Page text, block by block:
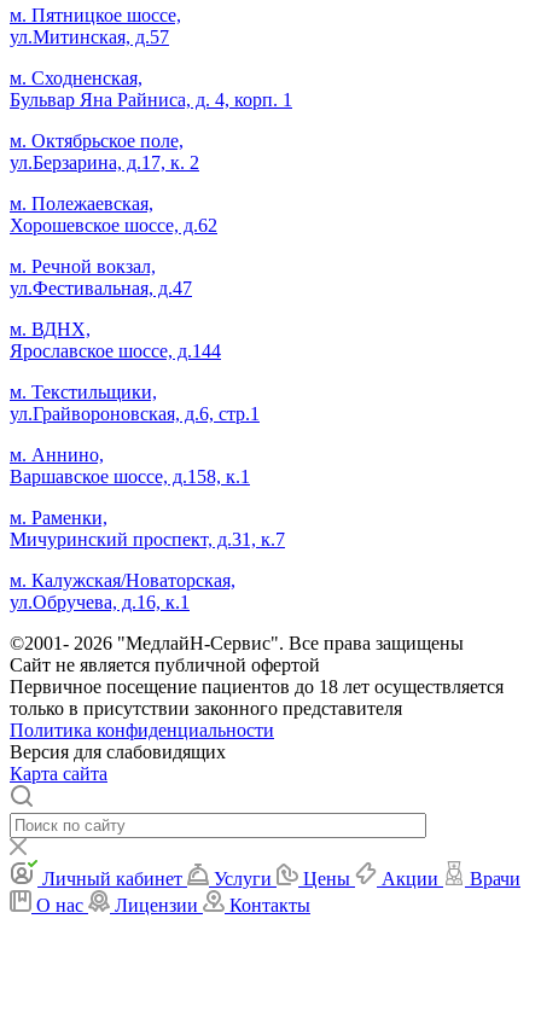
м. Пятницкое шоссе,
ул.Митинская, д.57
м. Сходненская,
Бульвар Яна Райниса, д. 4, корп. 1
м. Октябрьское поле,
ул.Берзарина, д.17, к. 2
м. Полежаевская,
Хорошевское шоссе, д.62
м. Речной вокзал,
ул.Фестивальная, д.47
м. ВДНХ,
Ярославское шоссе, д.144
м. Текстильщики,
ул.Грайвороновская, д.6, стр.1
м. Аннино,
Варшавское шоссе, д.158, к.1
м. Раменки,
Мичуринский проспект, д.31, к.7
м. Калужская/Новаторская,
ул.Обручева, д.16, к.1
©2001- 2026 "МедлайН-Сервис". Все права защищены
Сайт не является публичной офертой
Первичное посещение пациентов до 18 лет осуществляется
только в присутствии законного представителя
Политика конфиденциальности
Версия для слабовидящих
Карта сайта
Личный кабинет Услуги Цены Акции
Врачи
О нас
Лицензии Контакты